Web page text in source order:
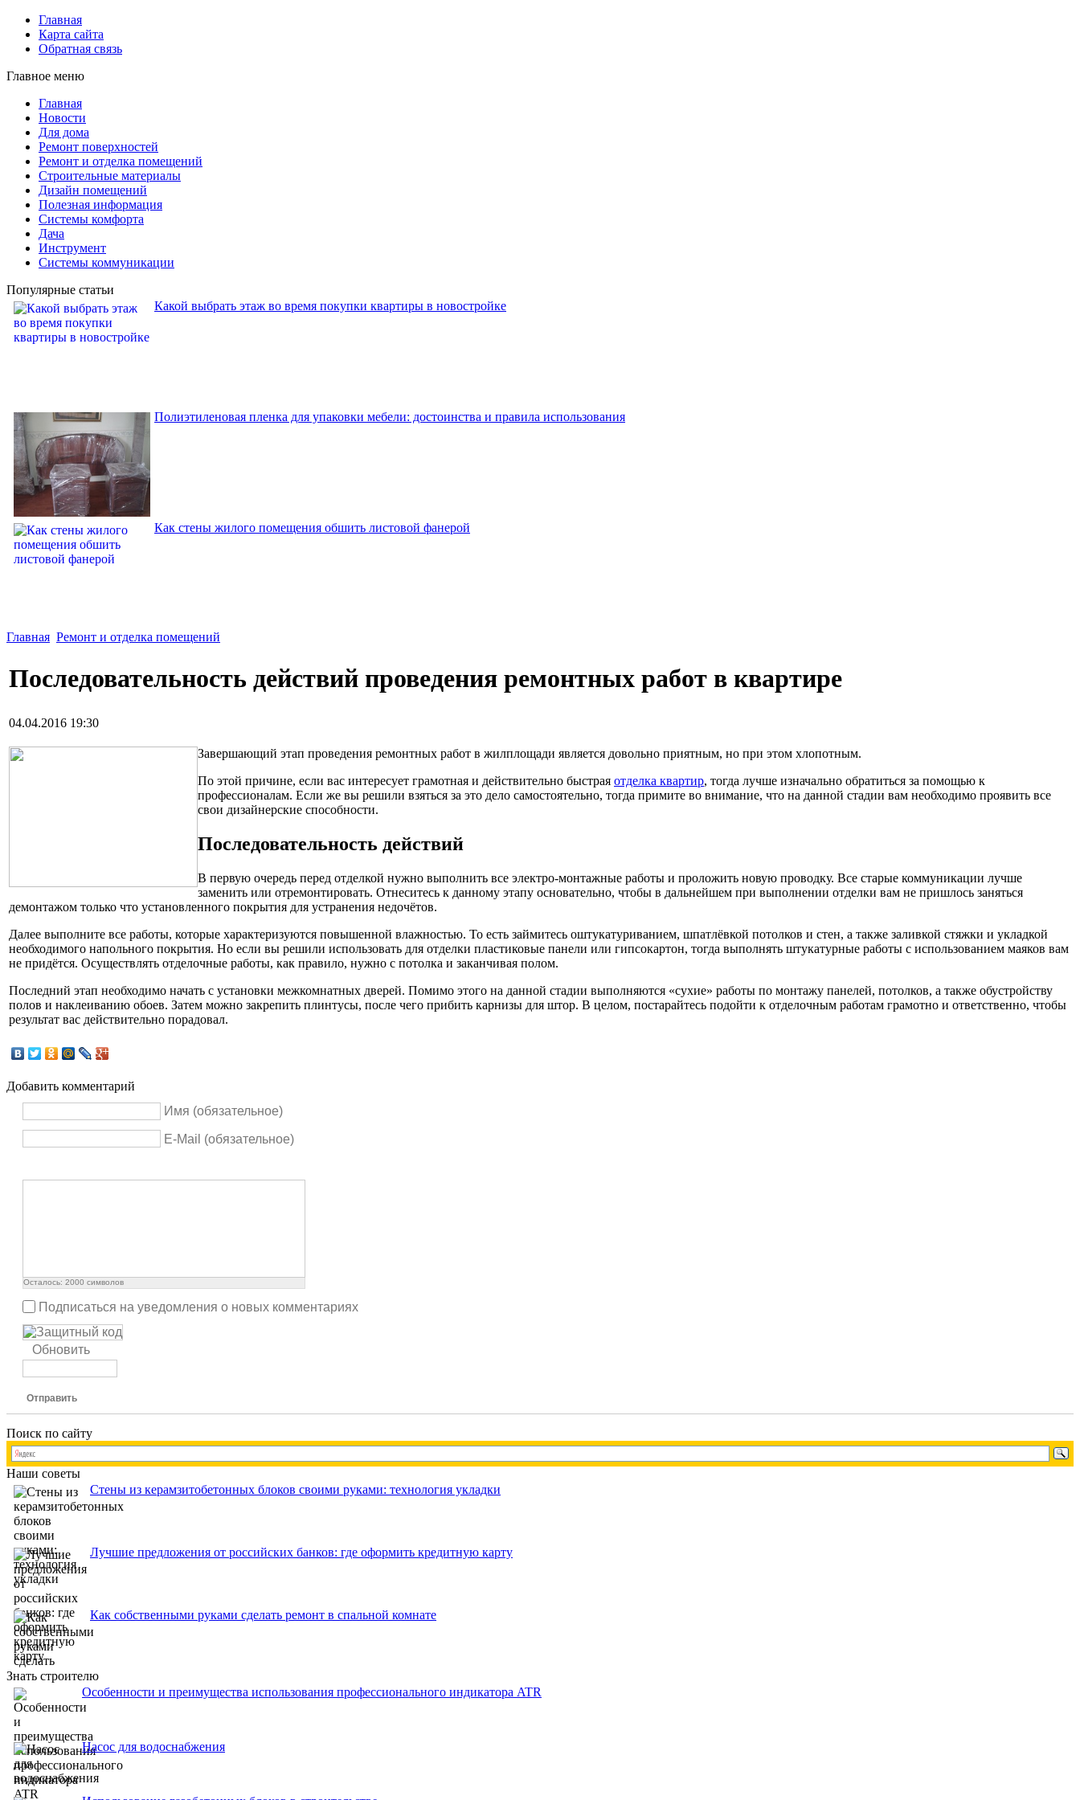
Главная
Карта сайта
Обратная связь
Главное меню
Главная
Новости
Для дома
Ремонт поверхностей
Ремонт и отделка помещений
Строительные материалы
Дизайн помещений
Полезная информация
Системы комфорта
Дача
Инструмент
Системы коммуникации
Популярные статьи
Какой выбрать этаж во время покупки квартиры в новостройке
Полиэтиленовая пленка для упаковки мебели: достоинства и правила использования
Как стены жилого помещения обшить листовой фанерой
Главная Ремонт и отделка помещений
Последовательность действий проведения ремонтных работ в квартире
04.04.2016 19:30
Завершающий этап проведения ремонтных работ в жилплощади является довольно приятным, но при этом хлопотным.
По этой причине, если вас интересует грамотная и действительно быстрая отделка квартир, тогда лучше изначально обратиться за помощью к
профессионалам. Если же вы решили взяться за это дело самостоятельно, тогда примите во внимание, что на данной стадии вам необходимо проявить все
свои дизайнерские способности.
Последовательность действий
В первую очередь перед отделкой нужно выполнить все электро-монтажные работы и проложить новую проводку. Все старые коммуникации лучше
заменить или отремонтировать. Отнеситесь к данному этапу основательно, чтобы в дальнейшем при выполнении отделки вам не пришлось заняться
демонтажом только что установленного покрытия для устранения недочётов.
Далее выполните все работы, которые характеризуются повышенной влажностью. То есть займитесь оштукатуриванием, шпатлёвкой потолков и стен, а также заливкой стяжки и укладкой
необходимого напольного покрытия. Но если вы решили использовать для отделки пластиковые панели или гипсокартон, тогда выполнять штукатурные работы с использованием маяков вам
не придётся. Осуществлять отделочные работы, как правило, нужно с потолка и заканчивая полом.
Последний этап необходимо начать с установки межкомнатных дверей. Помимо этого на данной стадии выполняются «сухие» работы по монтажу панелей, потолков, а также обустройству
полов и наклеиванию обоев. Затем можно закрепить плинтусы, после чего прибить карнизы для штор. В целом, постарайтесь подойти к отделочным работам грамотно и ответственно, чтобы
результат вас действительно порадовал.
Добавить комментарий
Имя (обязательное)
E-Mail (обязательное)
Осталось: 2000 символов
Подписаться на уведомления о новых комментариях
Обновить
Отправить
Поиск по сайту
Наши советы
Стены из керамзитобетонных блоков своими руками: технология укладки
Лучшие предложения от российских банков: где оформить кредитную карту
Как собственными руками сделать ремонт в спальной комнате
Знать строителю
Особенности и преимущества использования профессионального индикатора ATR
Насос для водоснабжения